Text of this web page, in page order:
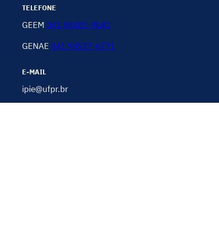
TELEFONE
GEEM 041 98481-9041
GENAE 041 98517-6771
E-MAIL
ipie@ufpr.br